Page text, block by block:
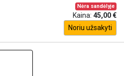
Nėra sandėlyje
Kaina: 45,00 €
Noriu užsakyti